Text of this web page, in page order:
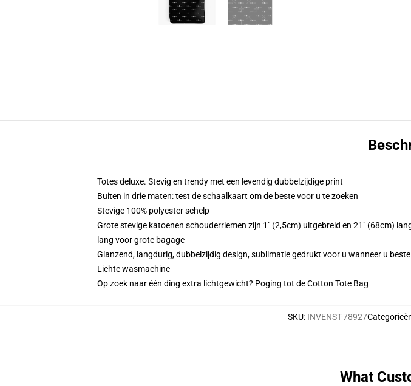
Totes deluxe. Stevig en trendy met een levendig dubbelzijdige print
Buiten in drie maten: test de schaalkaart om de beste voor u te zoeken
Stevige 100% polyester schelp
Grote stevige katoenen schouderriemen zijn 1" (2,5cm) uitgebreid en 21" (68cm)
lang voor grote bagage
Glanzend, langdurig, dubbelzijdig design, sublimatie gedrukt voor u wanneer u
Lichte wasmachine
Op zoek naar één ding extra lichtgewicht? Poging tot de Cotton Tote Bag
SKU: INVENST-78927
What